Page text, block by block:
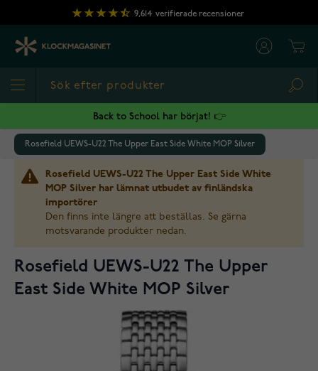
Hoppa till innehållet
9,614 verifierade recensioner
Back to School har börjat! 👉
Rosefield UEWS-U22 The Upper East Side White MOP Silver
Rosefield UEWS-U22 The Upper East Side White
MOP Silver har lämnat utbudet av finländska
importörer
Den finns inte längre att beställas. Se gärna
motsvarande produkter nedan.
Rosefield UEWS-U22 The Upper
East Side White MOP Silver